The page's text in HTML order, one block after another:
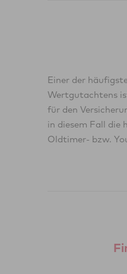
Einer der
Wertgutachtens
für den
in diesem Fall die
Oldtimer- bzw.
und die